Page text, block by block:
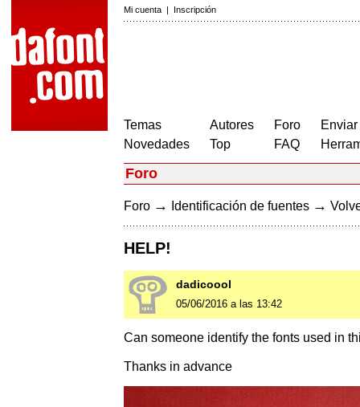
Mi cuenta | Inscripción
Temas
Novedades
Autores
Top
Foro
FAQ
Foro
Foro → Identificación de fuentes →
HELP!
dadicoool
05/06/2016 a las 13:42
Can someone identify the fonts used in
Thanks in advance